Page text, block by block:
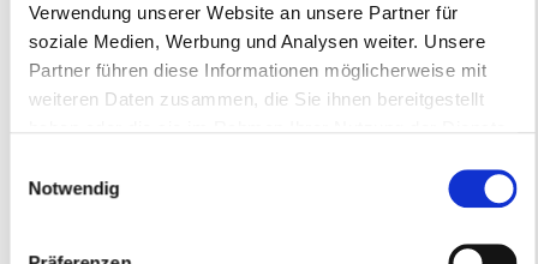
Verwendung unserer Website an unsere Partner für
soziale Medien, Werbung und Analysen weiter. Unsere
Partner führen diese Informationen möglicherweise mit
weiteren Daten zusammen, die Sie ihnen bereitgestellt
Notwendig
Wertstoffhof